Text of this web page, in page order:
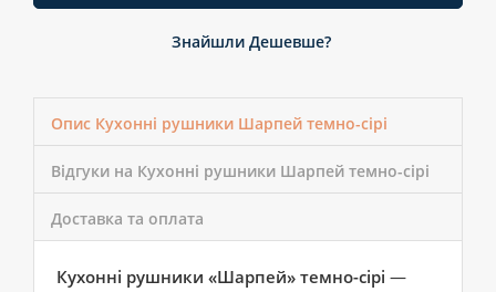
Знайшли Дешевше?
Опис Кухонні рушники Шарпей темно-сірі
Відгуки на Кухонні рушники Шарпей темно-сірі
Доставка та оплата
Кухонні рушники «Шарпей» темно-сірі —